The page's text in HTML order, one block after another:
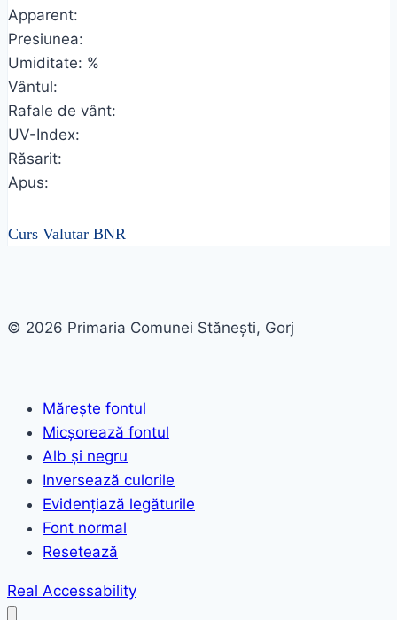
Apparent:
Presiunea:
Umiditate: %
Vântul:
Rafale de vânt:
UV-Index:
Răsarit:
Apus:
Curs Valutar BNR
© 2026 Primaria Comunei Stănești, Gorj
Mărește fontul
Micșorează fontul
Alb și negru
Inversează culorile
Evidențiază legăturile
Font normal
Resetează
Real Accessability